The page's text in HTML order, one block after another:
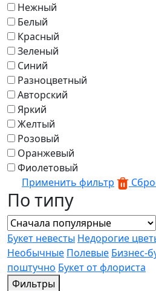
Нежный
Белый
Красный
Зеленый
Синий
Разноцветный
Авторский
Яркий
Желтый
Розовый
Оранжевый
Фиолетовый
Применить фильтр
По типу
Букет невесты Недорогие
Необычные Полевые Бизнес-
поштучно Букет от флориста
Фильтры